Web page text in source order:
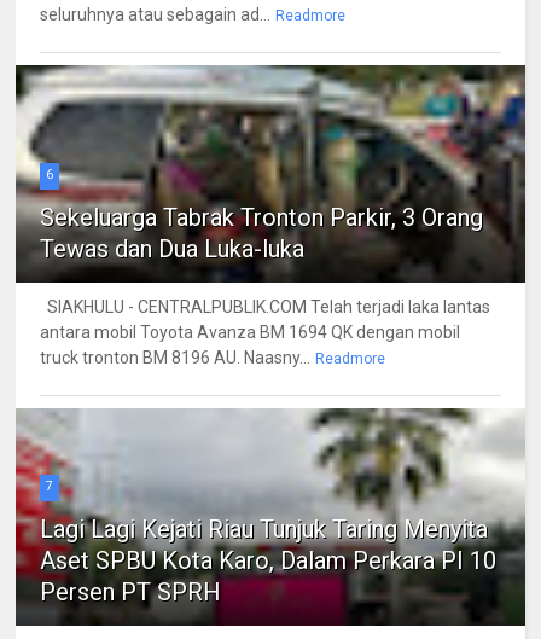
seluruhnya atau sebagain ad...
Readmore
6
Sekeluarga Tabrak Tronton Parkir, 3 Orang
Tewas dan Dua Luka-luka
SIAKHULU - CENTRALPUBLIK.COM Telah terjadi laka lantas
antara mobil Toyota Avanza BM 1694 QK dengan mobil
truck tronton BM 8196 AU. Naasny...
Readmore
7
Lagi Lagi Kejati Riau Tunjuk Taring Menyita
Aset SPBU Kota Karo, Dalam Perkara PI 10
Persen PT SPRH